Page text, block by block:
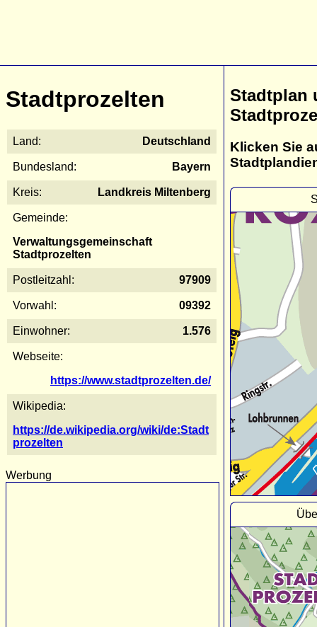
Stadtprozelten
Land: Deutschland
Bundesland: Bayern
Kreis: Landkreis Miltenberg
Gemeinde:
Verwaltungsgemeinschaft
Stadtprozelten
Postleitzahl: 97909
Vorwahl: 09392
Einwohner: 1.576
Webseite:
https://www.stadtprozelten.de/
Wikipedia:
https://de.wikipedia.org/wiki/de:Stadt
prozelten
Werbung
Stadtplan
Klicken Sie